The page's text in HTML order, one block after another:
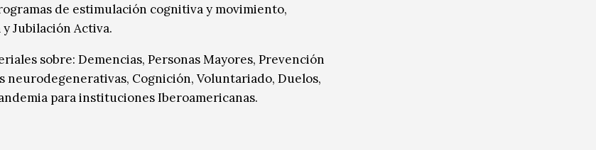
de estimulación cognitiva y movimiento,
Jubilación Activa.
sobre: Demencias, Personas Mayores, Prevención
neurodegenerativas, Cognición, Voluntariado, Duelos,
para instituciones Iberoamericanas.